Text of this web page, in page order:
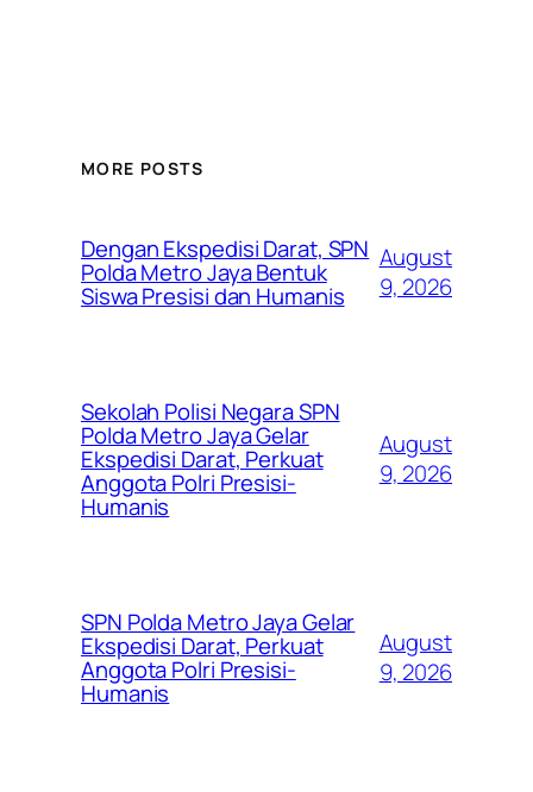
MORE POSTS
Dengan Ekspedisi Darat, SPN
Polda Metro Jaya Bentuk
Siswa Presisi dan Humanis
August
9, 2026
Sekolah Polisi Negara SPN
Polda Metro Jaya Gelar
Ekspedisi Darat, Perkuat
Anggota Polri Presisi-
Humanis
August
9, 2026
SPN Polda Metro Jaya Gelar
Ekspedisi Darat, Perkuat
Anggota Polri Presisi-
Humanis
August
9, 2026